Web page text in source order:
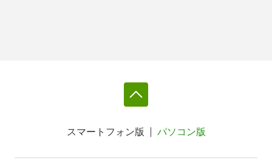
スマートフォン版 パソコン版